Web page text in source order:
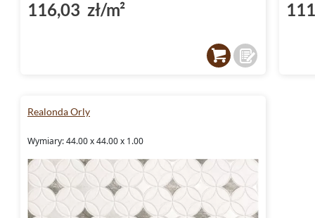
116,03 zł/m²
Realonda Orly
Wymiary: 44.00 x 44.00 x 1.00